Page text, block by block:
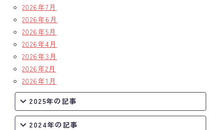
2026年7月
2026年6月
2026年5月
2026年4月
2026年3月
2026年2月
2026年1月
2025年の記事
2024年の記事